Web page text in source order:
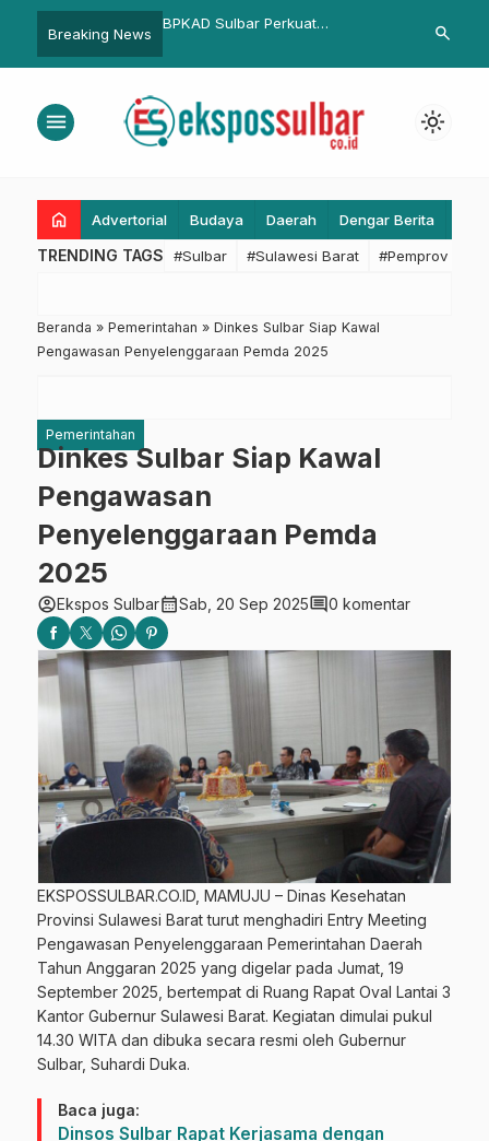
Breaking News
Input Aset
Penerima Bantuan Rehab Rumah
Akan Ditetapkan dalam SK
Pesantren
search
menu light_mode
home Advertorial Budaya Daerah Dengar Berita
TRENDING TAGS #Sulbar #Sulawesi Barat #Pemprov
Beranda » Pemerintahan » Dinkes Sulbar Siap Kawal
Pengawasan Penyelenggaraan Pemda 2025
Pemerintahan
Dinkes Sulbar Siap Kawal
Pengawasan
Penyelenggaraan Pemda
2025
account_circleEkspos Sulbarcalendar_monthSab, 20 Sep 2025comment0 komentar
EKSPOSSULBAR.CO.ID, MAMUJU – Dinas Kesehatan
Provinsi Sulawesi Barat turut menghadiri Entry Meeting
Pengawasan Penyelenggaraan Pemerintahan Daerah
Tahun Anggaran 2025 yang digelar pada Jumat, 19
September 2025, bertempat di Ruang Rapat Oval Lantai 3
Kantor Gubernur Sulawesi Barat. Kegiatan dimulai pukul
14.30 WITA dan dibuka secara resmi oleh Gubernur
Sulbar, Suhardi Duka.
Baca juga:
Dinsos Sulbar Rapat Kerjasama dengan